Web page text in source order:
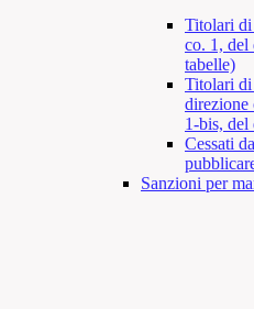
Titolari
co. 1, del
tabelle)
Titolari di
direzione
1-bis, del
Cessati
Sanzioni per